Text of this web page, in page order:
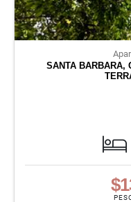
SANTA BARBARA,